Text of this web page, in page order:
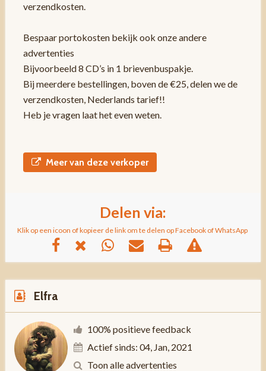
verzendkosten.
Bespaar portokosten bekijk ook onze andere
advertenties
Bijvoorbeeld 8 CD’s in 1 brievenbuspakje.
Bij meerdere bestellingen, boven de €25, delen we de
verzendkosten, Nederlands tarief!!
Heb je vragen laat het even weten.
Meer van deze verkoper
Delen via:
Klik op een icoon of kopieer de link om te delen op Facebook of WhatsApp
Elfra
100% positieve feedback
Actief sinds: 04, Jan, 2021
Toon alle advertenties